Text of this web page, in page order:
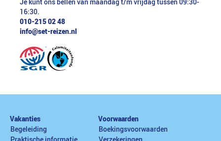
Je kunt ons bellen van maandag t/m vrijdag tussen 09:30-
16:30.
010-215 02 48
info@set-reizen.nl
Vakanties
Begeleiding
Voorwaarden
Boekingsvoorwaarden